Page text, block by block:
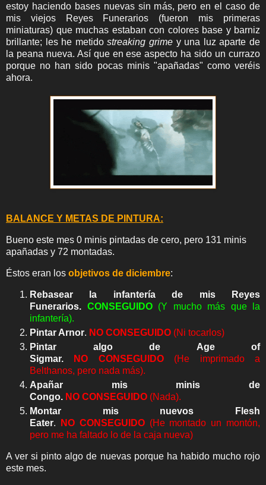
estoy haciendo bases nuevas sin más, pero en el caso de
mis viejos Reyes Funerarios (fueron mis primeras
miniaturas) que muchas estaban con colores base y barniz
brillante; les he metidostreaking grime y una luz aparte de
la peana nueva. Así que en ese aspecto ha sido un currazo
porque no han sido pocas minis "apañadas" como veréis
ahora.
BALANCE Y METAS DE PINTURA:
Bueno este mes 0 minis pintadas de cero, pero 131 minis
apañadas y 72 montadas.
Éstos eran los objetivos de diciembre:
Rebasear la infantería de mis Reyes
Funerarios. CONSEGUIDO(Y mucho más que la
infantería).
Pintar Arnor. NO CONSEGUIDO (Ni tocarlos)
Pintar algo de Age of
Sigmar.
NO CONSEGUIDO(He imprimado a
Belthanos, pero nada más).
Apañar mis minis de
Congo. NO CONSEGUIDO (Nada).
Montar mis nuevos Flesh
Eater. NO CONSEGUIDO(He montado un montón,
pero me ha faltado lo de la caja nueva)
A ver si pinto algo de nuevas porque ha habido mucho rojo
este mes.